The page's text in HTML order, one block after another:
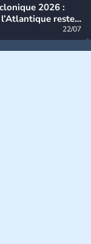
2026 :
reste
22/07